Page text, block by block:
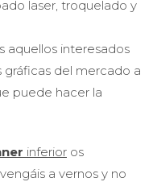
laser, troquelado y
aquellos interesados
gráficas del mercado a
puede hacer la
inferior os
a vernos y no